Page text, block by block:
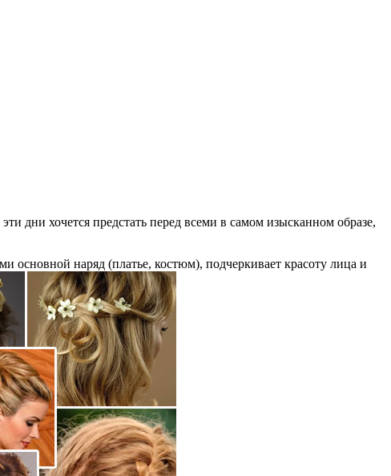
дни хочется предстать перед всеми в самом изысканном образе,
наряд (платье, костюм), подчеркивает красоту лица и